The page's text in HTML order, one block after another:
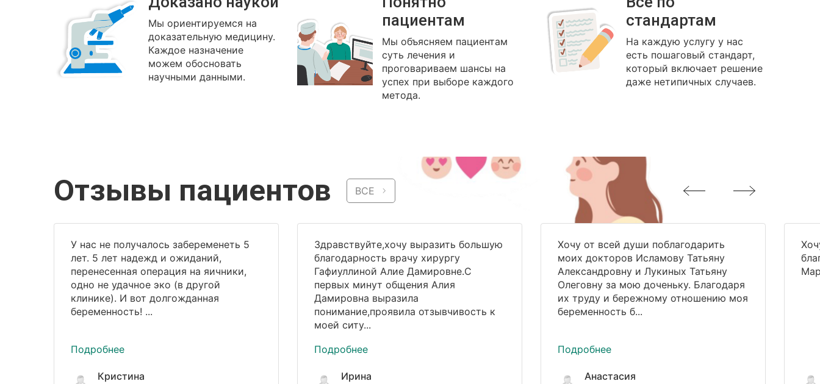
Мы ориентируемся на
доказательную медицину.
Каждое назначение
можем обосновать
научными данными.
пациентам
Мы объясняем пациентам
суть лечения и
проговариваем шансы на
успех при выборе каждого
метода.
стандартам
На каждую услугу у нас
есть пошаговый стандарт,
который включает решение
даже нетипичных случаев.
Отзывы пациентов ВСЕ
У нас не получалось забеременеть 5
лет. 5 лет надежд и ожиданий,
перенесенная операция на яичники,
одно не удачное эко (в другой
клинике). И вот долгожданная
беременность! ...
Подробнее
Кристина
Здравствуйте,хочу выразить большую
благодарность врачу хирургу
Гафиуллиной Алие Дамировне.С
первых минут общения Алия
Дамировна выразила
понимание,проявила отзывчивость к
моей ситу...
Подробнее
Ирина
Хочу от всей души поблагодарить
моих докторов Исламову Татьяну
Александровну и Лукиных Татьяну
Олеговну за мою доченьку. Благодаря
их труду и бережному отношению моя
беременность б...
Подробнее
Анастасия